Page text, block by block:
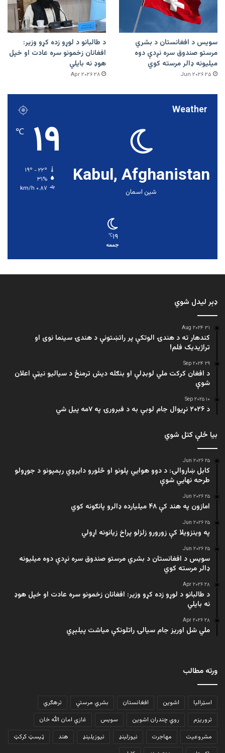
سویس د افغانستان د بشري
مرستو صندوق سره نږدې دوه
میلیونه ډالر مرسته کوي
۲۵ Jun ۲۰۲۶
د طالبانو د لوړو زده کړو وزیر:
افغانان زخمونو سره عادت او خپل
هوډ نه بایلي
۲۸ Apr ۲۰۲۶
Weather
Kabul, Afghanistan
شین اسمان
۱۹ ℃
۳۱%
۰.۸۷ km/h
۱۹℃
جمعه
ډېر لیدل شوي
۳۱ Aug ۲۰۲۴
کندهار ته د هندۍ الوتکې پر راتښتونې د هندۍ سینما نوی او
تراژيديک فلم!
۲۹ Sep ۲۰۲۴
د افغان کرکت ملي لوبډلې او بنګله دیش ترمنځ د سیالیو نیټې اعلان
شوې
۱۰ Sep ۲۰۲۵
د ۲۰۲۶ نړیوال جام لوبې به د فبرورۍ په ۷مه پیل شي
بیا ځلې کتل شوي
۲۵ Jun ۲۰۲۶
کابل ښاروالۍ: د دوو هوايي پلونو او څلورو دایروي رېمپونو د جوړولو
طرحه نهایي شوې
۲۵ Jun ۲۰۲۶
امازون په هند کې ۴۸ میلیارده ډالرو پانګونه کوي
۲۵ Jun ۲۰۲۶
په وینزویلا کې زورورو زلزلو پراخ زیانونه اړولي
۲۵ Jun ۲۰۲۶
سویس د افغانستان د بشري مرستو صندوق سره نږدې دوه میلیونه
ډالر مرسته کوي
۲۸ Apr ۲۰۲۶
د طالبانو د لوړو زده کړو وزیر: افغانان زخمونو سره عادت او خپل هوډ
نه بایلي
۲۸ Apr ۲۰۲۶
ملي شل اوریز جام سیالۍ راتلونکې میاشت پیلېږي
ورته مطالب
اسټرالیا اشوین افغانستان بشري مرستې
ترهګري
تروریزم
روي چندران اشوین سویس
غازي امان الله خان
مشروعیت
مهاجرت نیوزلینډ نیوزیلینډ هند
ټیسټ کرکټ